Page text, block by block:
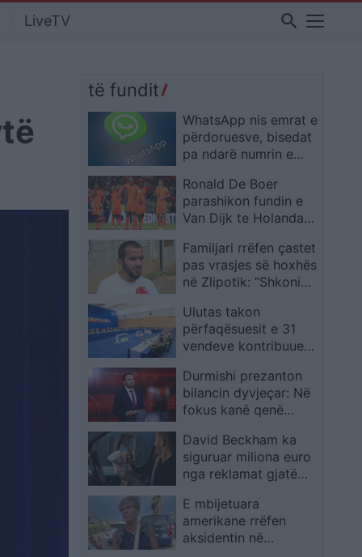
LiveTV search
të fundit
WhatsApp nis emrat e
përdoruesve, bisedat
pa ndarë numrin e
Ronald De Boer
parashikon fundin e
Van Dijk te Holanda
Botërori
Familjari rrëfen çastet
pas vrasjes së hoxhës
në Zlipotik: “Shkoni
im ka bo helaç”
Ulutas takon
përfaqësuesit e 31
vendeve kontribuuese
siguria në Kosovë dhe
prioritetet e misionit
Durmishi prezanton
bilancin dyvjeçar: Në
fokus kanë qenë
biznesit dhe
investimet e reja
David Beckham ka
siguruar miliona euro
nga reklamat gjatë
hidratimit në Kupën e
Botës 2026
E mbijetuara
amerikane rrëfen
aksidentin në